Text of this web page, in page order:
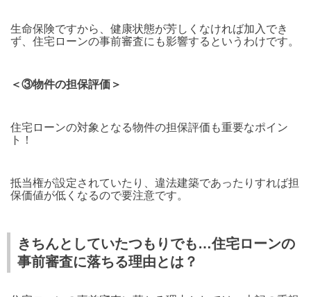
生命保険ですから、健康状態が芳しくなければ加入でき
ず、住宅ローンの事前審査にも影響するというわけです。
＜③物件の担保評価＞
住宅ローンの対象となる物件の担保評価も重要なポイン
ト！
抵当権が設定されていたり、違法建築であったりすれば担
保価値が低くなるので要注意です。
きちんとしていたつもりでも…住宅ローンの
事前審査に落ちる理由とは？